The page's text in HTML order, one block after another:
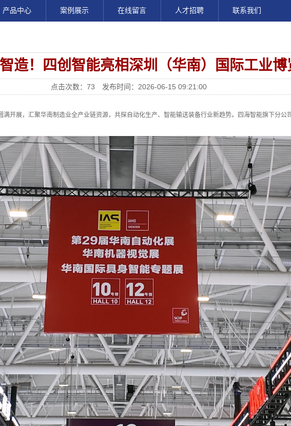
产品中心 案例展示 在线留言 人才招聘 联系我们
造！四创智能亮相深圳（华南）国际工业博
点击次数：73 发布时间：2026-06-15 09:21:00
展，汇聚华南制造业全产业链资源，共探自动化生产、智能输送装备行业新趋势。四海智能旗下分公